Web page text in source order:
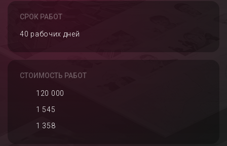
СРОК РАБОТ
40 рабочих дней
СТОИМОСТЬ РАБОТ
120 000
1 545
1 358